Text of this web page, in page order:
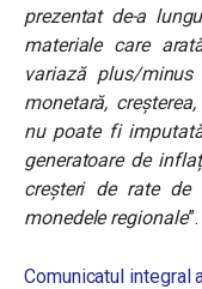
prezentat de-a
materiale care
variază plus/
monetară,
nu poate fi
generatoare de
creșteri de rate de
monedele regionale”.
Comunicatul integral